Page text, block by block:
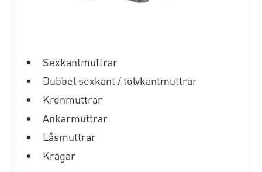
Sexkantmuttrar
Dubbel sexkant / tolvkantmuttrar
Kronmuttrar
Ankarmuttrar
Låsmuttrar
Kragar